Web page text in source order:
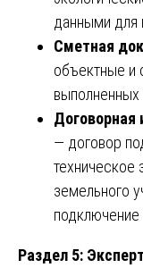
данными для
Сметная
объектные и
Договорная
— договор
техническое
земельного
подключение
Раздел 5: